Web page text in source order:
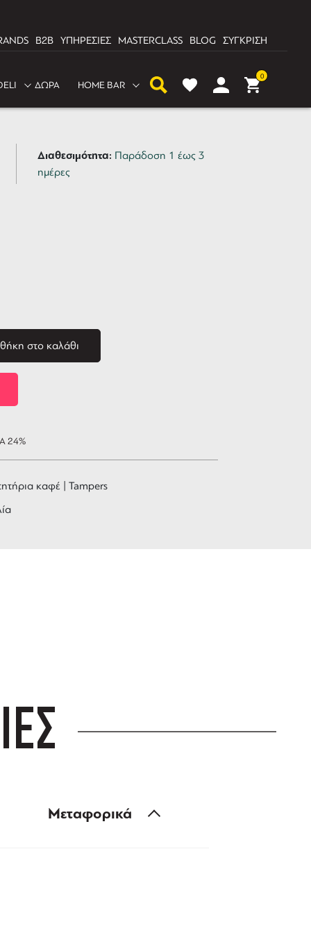
B2B ΥΠΗΡΕΣΙΕΣ MASTERCLASS BLOG ΣΥΓΚΡΙΣΗ
ΔΩΡΑ HOME BAR
0
Plane 57mm Κόκκινο
Διαθεσιμότητα: Παράδοση 1 έως 3
ημέρες
στο καλάθι
24%
καφέ | Tampers
Μεταφορικά